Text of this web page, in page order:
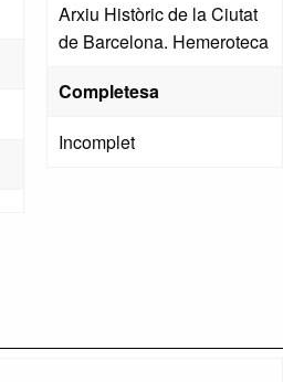
Arxiu Històric de la Ciutat
de Barcelona. Hemeroteca
Completesa
Incomplet